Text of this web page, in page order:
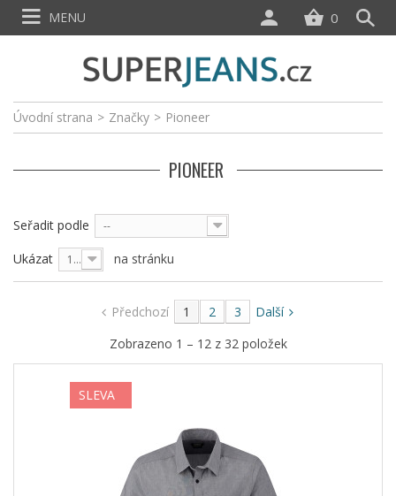
Úvodní strana > Značky > Pioneer
PIONEER
Seřadit podle --
Ukázat 12 na stránku
Předchozí 1 2 3
Další
Zobrazeno 1 – 12 z 32 položek
SLEVA
0
MENU